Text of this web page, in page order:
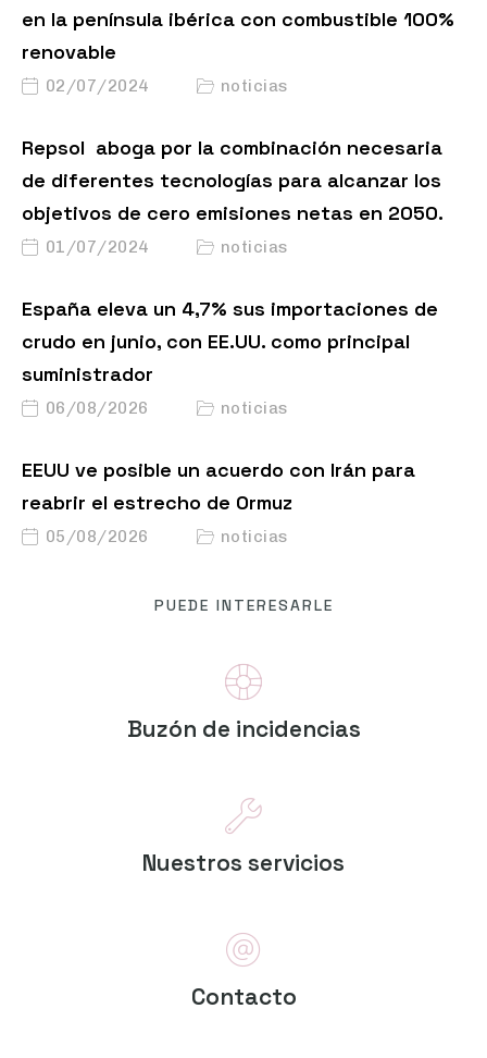
en la península ibérica con combustible 100%
renovable
02/07/2024 noticias
Repsol aboga por la combinación necesaria
de diferentes tecnologías para alcanzar los
objetivos de cero emisiones netas en 2050.
01/07/2024 noticias
España eleva un 4,7% sus importaciones de
crudo en junio, con EE.UU. como principal
suministrador
06/08/2026 noticias
EEUU ve posible un acuerdo con Irán para
reabrir el estrecho de Ormuz
05/08/2026 noticias
PUEDE INTERESARLE
Buzón de incidencias
Nuestros servicios
Contacto